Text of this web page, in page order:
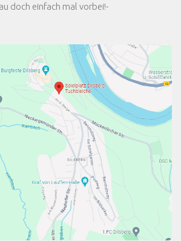
doch einfach mal vorbei!-